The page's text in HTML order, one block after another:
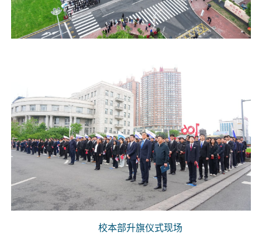
校本部升旗仪式现场